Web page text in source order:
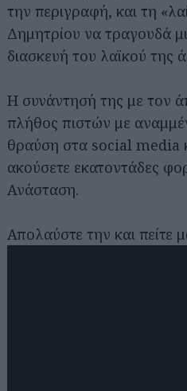
την περιγραφή, και τη
Δημητρίου να τραγουδά
διασκευή του λαϊκού της
Η συνάντησή της με τον
πλήθος πιστών με
θραύση στα social media
ακούσετε εκατοντάδες
Ανάσταση.
Απολαύστε την και πείτε